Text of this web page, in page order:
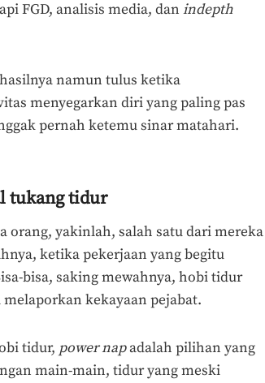
FGD, analisis media, dan indepth
namun tulus ketika
menyegarkan diri yang paling pas
pernah ketemu sinar matahari.
tukang tidur
orang, yakinlah, salah satu dari mereka
ketika pekerjaan yang begitu
bisa, saking mewahnya, hobi tidur
kekayaan pejabat.
tidur, power napadalah pilihan yang
main-main, tidur yang meski